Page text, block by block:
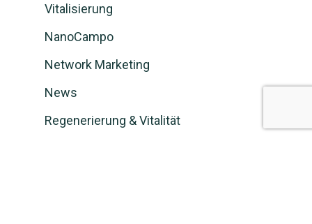
Vitalisierung
NanoCampo
Network Marketing
News
Regenerierung & Vitalität